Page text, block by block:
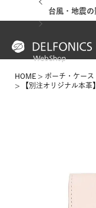
台風・地震
HOME
ポーチ・ケース
【別注オリジナル本